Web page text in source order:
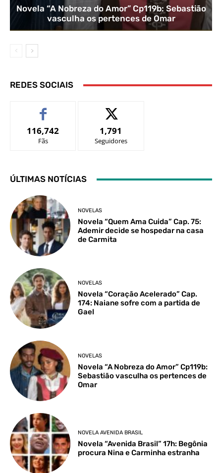
Novela “A Nobreza do Amor” Cp119b: Sebastião
vasculha os pertences de Omar
REDES SOCIAIS
116,742
Fãs
1,791
Seguidores
ÚLTIMAS NOTÍCIAS
NOVELAS
Novela “Quem Ama Cuida” Cap. 75:
Ademir decide se hospedar na casa
de Carmita
NOVELAS
Novela “Coração Acelerado” Cap.
174: Naiane sofre com a partida de
Gael
NOVELAS
Novela “A Nobreza do Amor” Cp119b:
Sebastião vasculha os pertences de
Omar
NOVELA AVENIDA BRASIL
Novela “Avenida Brasil” 17h: Begônia
procura Nina e Carminha estranha